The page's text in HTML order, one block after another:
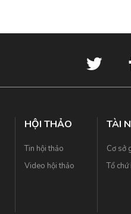
HỘI THẢO
Tin hội thảo
Video hội thảo
TÀI
Cơ sở
Tổ